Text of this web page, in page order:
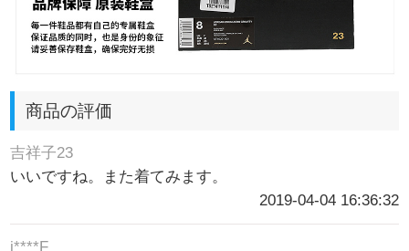
商品の評価
吉祥子23
いいですね。また着てみます。
2019-04-04 16:36:32
j****F